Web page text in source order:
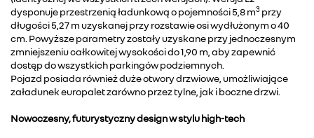
dysponuje przestrzenią ładunkową o pojemności 5,8 m3 przy
długości 5,27 m uzyskanej przy rozstawie osi wydłużonym o 40
cm. Powyższe parametry zostały uzyskane przy jednoczesnym
zmniejszeniu całkowitej wysokości do 1,90 m, aby zapewnić
dostęp do wszystkich parkingów podziemnych.
Pojazd posiada również duże otwory drzwiowe, umożliwiające
załadunek europalet zarówno przez tylne, jak i boczne drzwi.
Nowoczesny, futurystyczny design w stylu high-tech